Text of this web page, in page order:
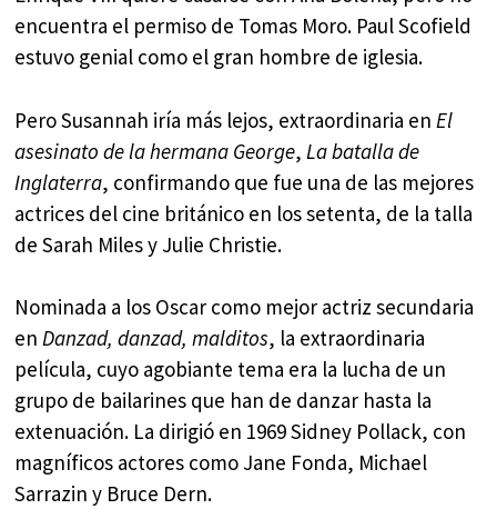
encuentra el permiso de Tomas Moro. Paul Scofield
estuvo genial como el gran hombre de iglesia.
Pero Susannah iría más lejos, extraordinaria en El
asesinato de la hermana George, La batallade
Inglaterra, confirmando que fue una de las mejores
actrices del cine británico en los setenta, de la talla
de Sarah Miles y Julie Christie.
Nominada a los Oscar como mejor actriz secundaria
enDanzad, danzad, malditos, la extraordinaria
película, cuyo agobiante tema era la lucha de un
grupo de bailarines que han de danzar hasta la
extenuación. La dirigió en 1969 Sidney Pollack, con
magníficos actores como Jane Fonda, Michael
Sarrazin y Bruce Dern.